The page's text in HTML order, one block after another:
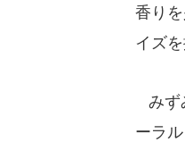
香り
イズを
みず
ーラ